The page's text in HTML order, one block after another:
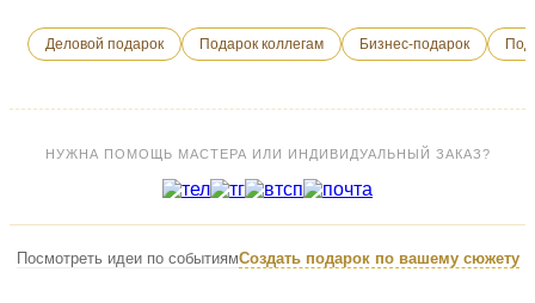
Деловой подарок Подарок коллегам Бизнес-подарок
НУЖНА ПОМОЩЬ МАСТЕРА ИЛИ ИНДИВИДУАЛЬНЫЙ ЗАКАЗ?
Посмотреть идеи по событиямСоздать подарок по вашему сюжету